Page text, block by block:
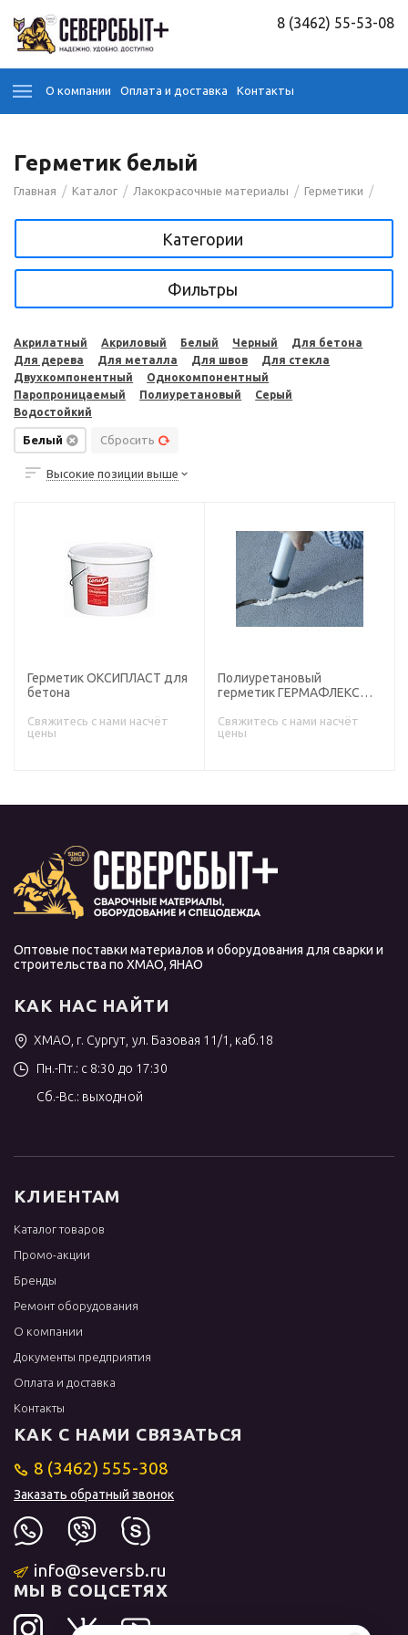
8 (3462) 55-53-08
О компании Оплата и доставка Контакты
Герметик белый
Главная / Каталог / Лакокрасочные материалы / Герметики /
Категории
Фильтры
Акрилатный Акриловый Белый Черный
Для бетона
Для дерева
Для металла Для швов
Для стекла
Двухкомпонентный
Однокомпонентный
Паропроницаемый
Полиуретановый
Серый
Водостойкий
Белый Сбросить
Высокие позиции выше
Герметик ОКСИПЛАСТ для
бетона
Свяжитесь с нами насчёт
цены
Полиуретановый
герметик ГЕРМАФЛЕКС
Свяжитесь с нами насчёт
цены
Оптовые поставки материалов и оборудования для сварки и
строительства по ХМАО, ЯНАО
КАК НАС НАЙТИ
ХМАО, г. Сургут, ул. Базовая 11/1, каб.18
Пн.-Пт.: с 8:30 до 17:30
Сб.-Вс.: выходной
КЛИЕНТАМ
Каталог товаров
Промо-акции
Бренды
Ремонт оборудования
О компании
Документы предприятия
Оплата и доставка
Контакты
КАК С НАМИ СВЯЗАТЬСЯ
8 (3462) 555-308
Заказать обратный звонок
info@seversb.ru
МЫ В СОЦСЕТЯХ